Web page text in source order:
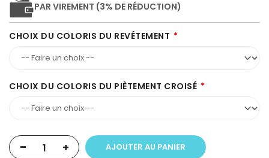
PAR VIREMENT (3% DE RÉDUCTION)
CHOIX DU COLORIS DU REVÉTEMENT
CHOIX DU COLORIS DU PIÈTEMENT CROISÉ
- + AJOUTER AU PANIER